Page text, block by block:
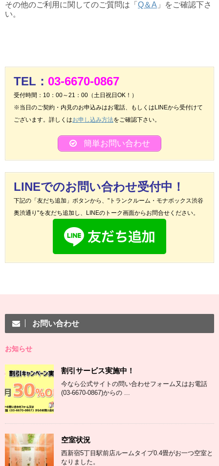
その他のご利用に関してのご質問は「 Q＆A 」をご確認下さ
い。
TEL： 03-6670-0867
受付時間：10：00～21：00（土日祝日OK！）
※当日のご契約・内見のお申込みはお電話、もしくはLINEから受付けて
ございます。詳しくはお申し込み方法をご確認下さい。
簡単お問い合わせ
LINEでのお問い合わせ受付中！
下記の「友だち追加」ボタンから、"トランクルーム・モナボックス渋谷
奥渋通り"を友だち追加し、LINEのトーク画面からお問合せください。
お問い合わせ
お知らせ
割引サービス実施中！
今なら公式サイトの問い合わせフォーム又はお電話
(03-6670-0867)からの ...
空室状況
西新宿5丁目駅前店ルームタイプ0.4畳がお一つ空室と
なりました。